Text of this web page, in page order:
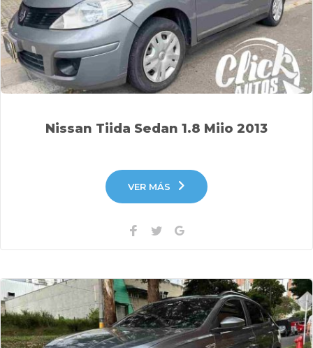
Nissan Tiida Sedan 1.8 Miio 2013
VER MÁS
Facebook
Twitter